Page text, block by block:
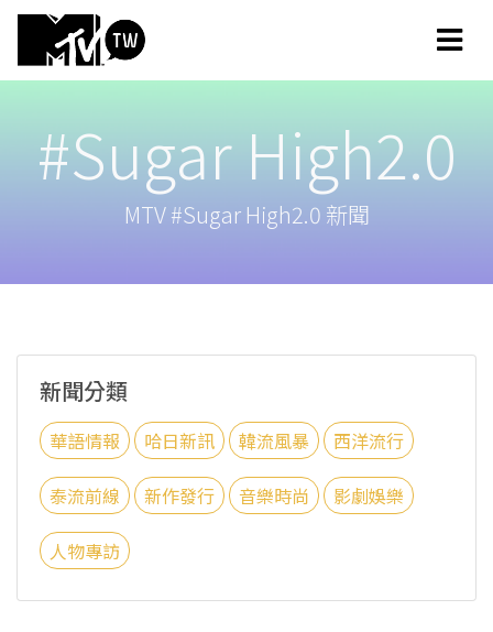
#Sugar High2.0
MTV #Sugar High2.0 新聞
新聞分類
華語情報 哈日新訊 韓流風暴 西洋流行
泰流前線 新作發行 音樂時尚 影劇娛樂
人物專訪